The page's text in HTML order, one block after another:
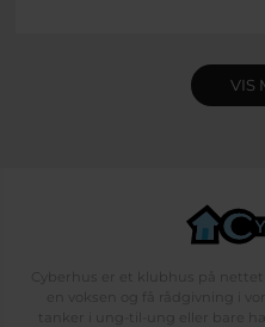
VIS
Cyberhus er et klubhus på
en voksen og få rådgivning i
tanker i ung-til-ung eller bare